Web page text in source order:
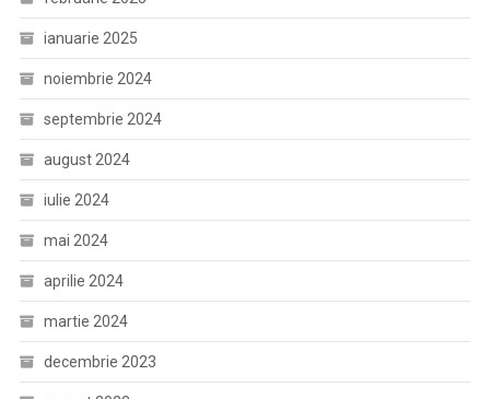
ianuarie 2025
noiembrie 2024
septembrie 2024
august 2024
iulie 2024
mai 2024
aprilie 2024
martie 2024
decembrie 2023